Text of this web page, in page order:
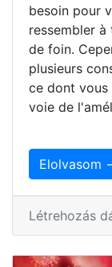
besoin pour
ressembler
de foin.
plusieurs
ce dont vous
voie de
Elolvasom
Létrehozás